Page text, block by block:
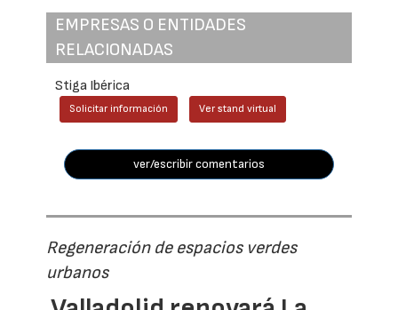
EMPRESAS O ENTIDADES
RELACIONADAS
Stiga Ibérica
Solicitar información Ver stand virtual
ver/escribir comentarios
Regeneración de espacios verdes
urbanos